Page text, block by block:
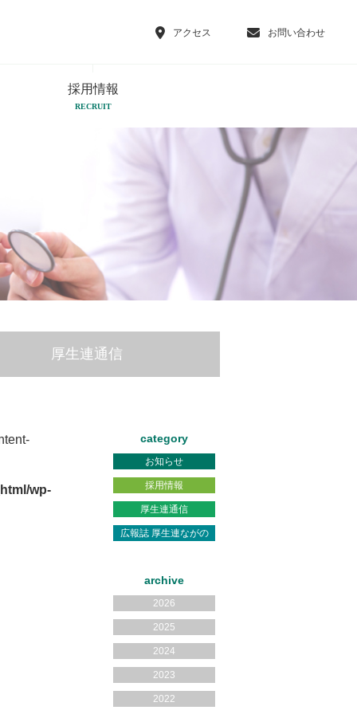
アクセス お問い合わせ
採用情報
RECRUIT
厚生連通信
wp-
category
お知らせ
採用情報
厚生連通信
広報誌 厚生連ながの
archive
2026
2025
2024
2023
2022